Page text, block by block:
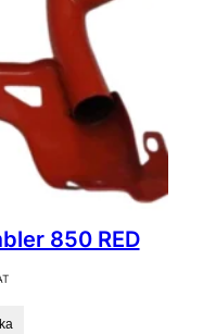
850 RED